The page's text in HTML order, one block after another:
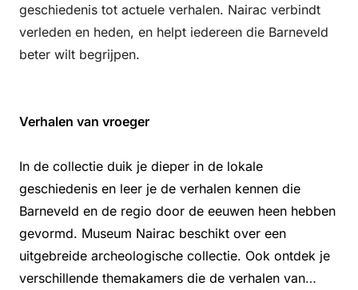
geschiedenis tot actuele verhalen. Nairac verbindt
verleden en heden, en helpt iedereen die Barneveld
beter wilt begrijpen.
Verhalen van vroeger
In de collectie duik je dieper in de lokale
geschiedenis en leer je de verhalen kennen die
Barneveld en de regio door de eeuwen heen hebben
gevormd. Museum Nairac beschikt over een
uitgebreide archeologische collectie. Ook ontdek je
verschillende themakamers die de verhalen van